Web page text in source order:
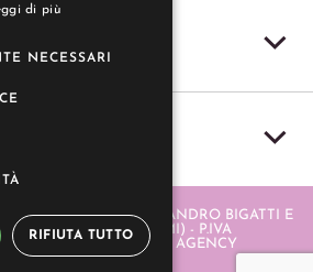
- GUZZI SAS DI ALESSANDRO BIGATTI E
GORGONZOLA (MI) - P.IVA
DA
- APERION WEB AGENCY
di più
NECESSARI
RIFIUTA TUTTO